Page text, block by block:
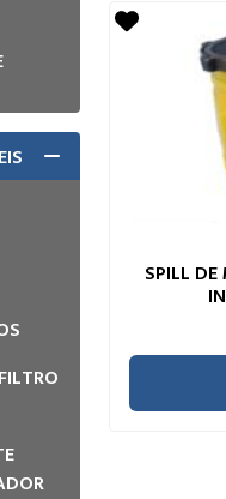
SPILL